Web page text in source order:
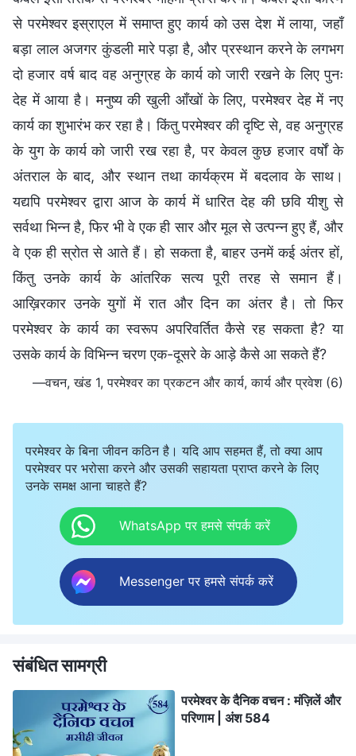
से परमेश्वर इस्राएल में समाप्त हुए कार्य को उस देश में लाया, जहाँ
बड़ा लाल अजगर कुंडली मारे पड़ा है, और प्रस्थान करने के लगभग
दो हजार वर्ष बाद वह अनुग्रह के कार्य को जारी रखने के लिए पुनः
देह में आया है। मनुष्य की खुली आँखों के लिए, परमेश्वर देह में नए
कार्य का शुभारंभ कर रहा है। किंतु परमेश्वर की दृष्टि से, वह अनुग्रह
के युग के कार्य को जारी रख रहा है, पर केवल कुछ हजार वर्षों के
अंतराल के बाद, और स्थान तथा कार्यक्रम में बदलाव के साथ।
यद्यपि परमेश्वर द्वारा आज के कार्य में धारित देह की छवि यीशु से
सर्वथा भिन्न है, फिर भी वे एक ही सार और मूल से उत्पन्न हुए हैं, और
वे एक ही स्रोत से आते हैं। हो सकता है, बाहर उनमें कई अंतर हों,
किंतु उनके कार्य के आंतरिक सत्य पूरी तरह से समान हैं।
आख़िरकार उनके युगों में रात और दिन का अंतर है। तो फिर
परमेश्वर के कार्य का स्वरूप अपरिवर्तित कैसे रह सकता है? या
उसके कार्य के विभिन्न चरण एक-दूसरे के आड़े कैसे आ सकते हैं?
—वचन, खंड 1, परमेश्वर का प्रकटन और कार्य, कार्य और प्रवेश (6)
परमेश्वर के बिना जीवन कठिन है। यदि आप सहमत हैं, तो क्या आप
परमेश्वर पर भरोसा करने और उसकी सहायता प्राप्त करने के लिए
उनके समक्ष आना चाहते हैं?
WhatsApp पर हमसे संपर्क करें
Messenger पर हमसे संपर्क करें
संबंधित सामग्री
परमेश्वर के दैनिक वचन : मंज़िलें और
परिणाम | अंश 584